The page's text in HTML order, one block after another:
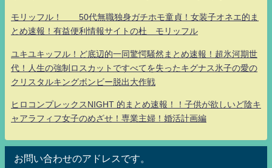
モリッフル！ 50代無職独身ガチホモ童貞！女装子オネエ的ま
とめ速報！有益便利情報サイトの杜 モリッフル
ユキユキッフル！ど底辺的一同驚愕騒然まとめ速報！超氷河期世
代！人生の強制ロスカットですべてを失ったキグナス氷子の愛の
クリスタルキングボンビー脱出大作戦
ヒロコンプレックスNIGHT 的まとめ速報！！子供が欲しいど陰キ
ャアラフィフ女子のめざせ！専業主婦！婚活計画編
お問い合わせのアドレスです。